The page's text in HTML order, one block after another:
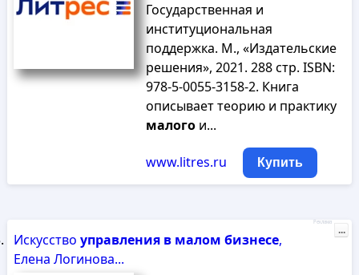
Государственная и
институциональная
поддержка. М., «Издательские
решения», 2021. 288 стр. ISBN:
978-5-0055-3158-2. Книга
описывает теорию и практику
малогои...
www.litres.ru Купить
Искусство управления в малом бизнесе,
Елена Логинова...
Реклама
...